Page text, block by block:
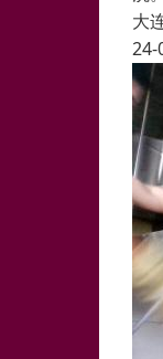
大
24-